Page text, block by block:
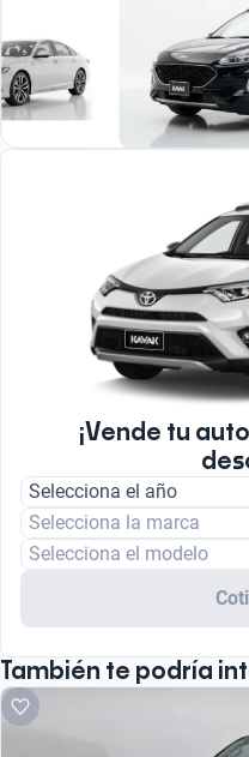
¡Vende tu
Selecciona el año
Selecciona la marca
Selecciona el modelo
También te podría